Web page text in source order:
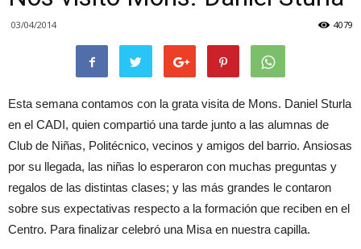
03/04/2014 4079
Esta semana contamos con la grata visita de Mons. Daniel Sturla
en el CADI, quien compartió una tarde junto a las alumnas de
Club de Niñas, Politécnico, vecinos y amigos del barrio. Ansiosas
por su llegada, las niñas lo esperaron con muchas preguntas y
regalos de las distintas clases; y las más grandes le contaron
sobre sus expectativas respecto a la formación que reciben en el
Centro. Para finalizar celebró una Misa en nuestra capilla.